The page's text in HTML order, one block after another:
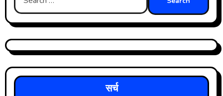
for:
सर्च